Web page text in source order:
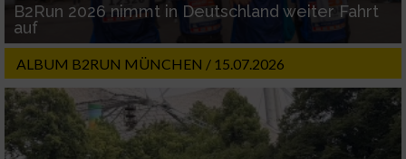
B2Run 2026 nimmt in Deutschland weiter Fahrt
auf
ALBUM B2RUN MÜNCHEN / 15.07.2026